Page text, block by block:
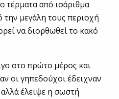
τέρματα από ισάριθμα
την μεγάλη τους περιοχή
να διορθωθεί το κακό
στο πρώτο μέρος και
οι γηπεδούχοι έδειχναν
έλειψε η σωστή